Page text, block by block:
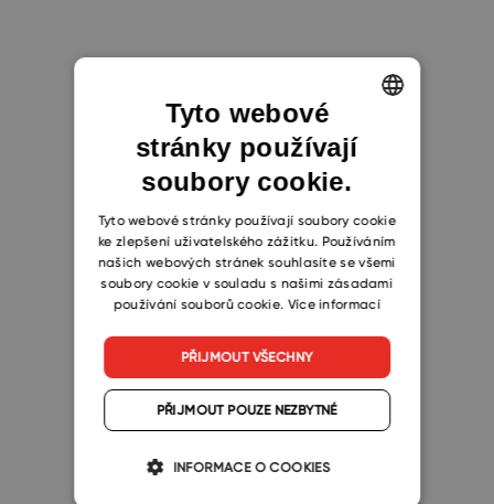
ENGLISH
CZECH
SLOVAK
Tyto webové
stránky používají
soubory cookie.
Tyto webové stránky používají soubory cookie
ke zlepšení uživatelského zážitku. Používáním
našich webových stránek souhlasíte se všemi
soubory cookie v souladu s našimi zásadami
používání souborů cookie. Více informací
PŘIJMOUT VŠECHNY
PŘIJMOUT POUZE NEZBYTNÉ
INFORMACE O COOKIES